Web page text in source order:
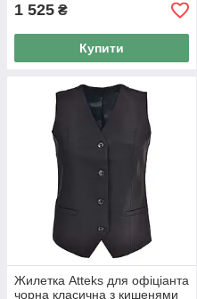
1 525 ₴
Купити
Жилетка Atteks для офіціанта
чорна класична з кишенями